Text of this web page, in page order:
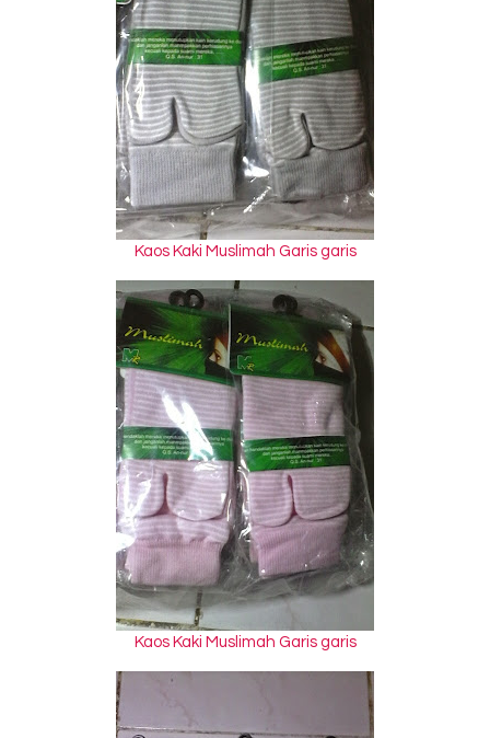
Kaos Kaki Muslimah Garis garis
Kaos Kaki Muslimah Garis garis